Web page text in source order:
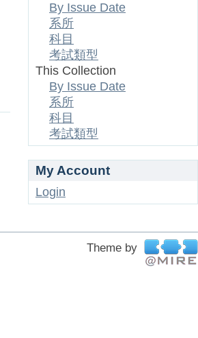
By Issue Date
系所
科目
考試類型
This Collection
By Issue Date
系所
科目
考試類型
My Account
Login
Theme by